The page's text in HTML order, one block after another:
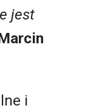
jest
i